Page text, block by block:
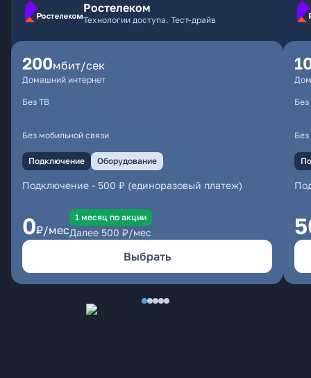
Ростелеком
Технологии доступа. Тест-драйв
200мбит/сек
Домашний интернет
Без ТВ
Без мобильной связи
Подключение Оборудование
Подключение - 500 ₽ (единоразовый платеж)
0₽/мес
1 месяц по акции
Далее 500 ₽/мес
Выбрать